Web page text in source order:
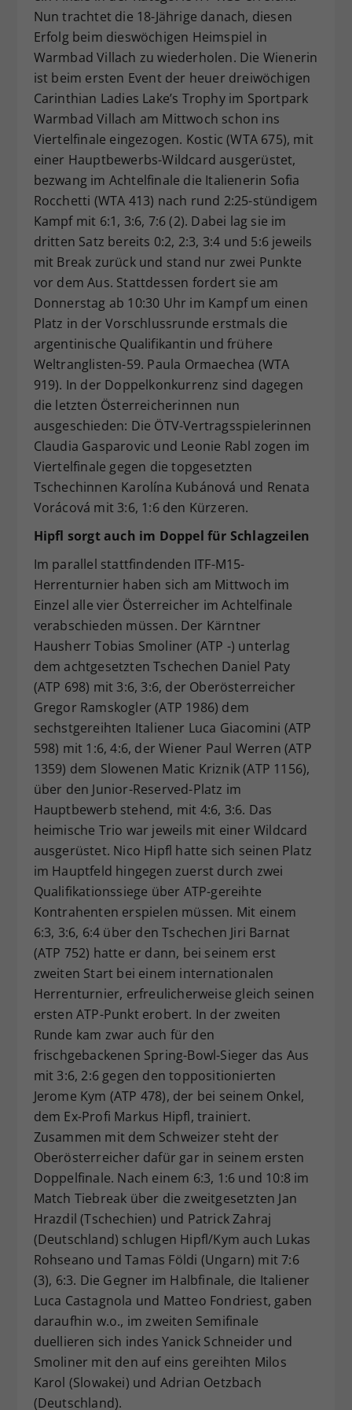
Nun trachtet die 18-Jährige danach, diesen
Erfolg beim dieswöchigen Heimspiel in
Warmbad Villach zu wiederholen. Die Wienerin
ist beim ersten Event der heuer dreiwöchigen
Carinthian Ladies Lake’s Trophy im Sportpark
Warmbad Villach am Mittwoch schon ins
Viertelfinale eingezogen. Kostic (WTA 675), mit
einer Hauptbewerbs-Wildcard ausgerüstet,
bezwang im Achtelfinale die Italienerin Sofia
Rocchetti (WTA 413) nach rund 2:25-stündigem
Kampf mit 6:1, 3:6, 7:6 (2). Dabei lag sie im
dritten Satz bereits 0:2, 2:3, 3:4 und 5:6 jeweils
mit Break zurück und stand nur zwei Punkte
vor dem Aus. Stattdessen fordert sie am
Donnerstag ab 10:30 Uhr im Kampf um einen
Platz in der Vorschlussrunde erstmals die
argentinische Qualifikantin und frühere
Weltranglisten-59. Paula Ormaechea (WTA
919). In der Doppelkonkurrenz sind dagegen
die letzten Österreicherinnen nun
ausgeschieden: Die ÖTV-Vertragsspielerinnen
Claudia Gasparovic und Leonie Rabl zogen im
Viertelfinale gegen die topgesetzten
Tschechinnen Karolína Kubánová und Renata
Vorácová mit 3:6, 1:6 den Kürzeren.
Hipfl sorgt auch im Doppel für Schlagzeilen
Im parallel stattfindenden ITF-M15-
Herrenturnier haben sich am Mittwoch im
Einzel alle vier Österreicher im Achtelfinale
verabschieden müssen. Der Kärntner
Hausherr Tobias Smoliner (ATP -) unterlag
dem achtgesetzten Tschechen Daniel Paty
(ATP 698) mit 3:6, 3:6, der Oberösterreicher
Gregor Ramskogler (ATP 1986) dem
sechstgereihten Italiener Luca Giacomini (ATP
598) mit 1:6, 4:6, der Wiener Paul Werren (ATP
1359) dem Slowenen Matic Kriznik (ATP 1156),
über den Junior-Reserved-Platz im
Hauptbewerb stehend, mit 4:6, 3:6. Das
heimische Trio war jeweils mit einer Wildcard
ausgerüstet. Nico Hipfl hatte sich seinen Platz
im Hauptfeld hingegen zuerst durch zwei
Qualifikationssiege über ATP-gereihte
Kontrahenten erspielen müssen. Mit einem
6:3, 3:6, 6:4 über den Tschechen Jiri Barnat
(ATP 752) hatte er dann, bei seinem erst
zweiten Start bei einem internationalen
Herrenturnier, erfreulicherweise gleich seinen
ersten ATP-Punkt erobert. In der zweiten
Runde kam zwar auch für den
frischgebackenen Spring-Bowl-Sieger das Aus
mit 3:6, 2:6 gegen den toppositionierten
Jerome Kym (ATP 478), der bei seinem Onkel,
dem Ex-Profi Markus Hipfl, trainiert.
Zusammen mit dem Schweizer steht der
Oberösterreicher dafür gar in seinem ersten
Doppelfinale. Nach einem 6:3, 1:6 und 10:8 im
Match Tiebreak über die zweitgesetzten Jan
Hrazdil (Tschechien) und Patrick Zahraj
(Deutschland) schlugen Hipfl/Kym auch Lukas
Rohseano und Tamas Földi (Ungarn) mit 7:6
(3), 6:3. Die Gegner im Halbfinale, die Italiener
Luca Castagnola und Matteo Fondriest, gaben
daraufhin w.o., im zweiten Semifinale
duellieren sich indes Yanick Schneider und
Smoliner mit den auf eins gereihten Milos
Karol (Slowakei) und Adrian Oetzbach
(Deutschland).
Zweck
Dieser Wert speichert Ihre Consent-
Einstellungen. Unter anderem eine
zufällig generierte ID, für die
historische Speicherung Ihrer
vorgenommen Einstellungen, falls der
Webseiten-Betreiber dies eingestellt
hat.